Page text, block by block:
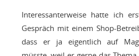
Interessanterweise hatte ich
Gespräch mit einem Shop-
dass er ja eigentlich auf